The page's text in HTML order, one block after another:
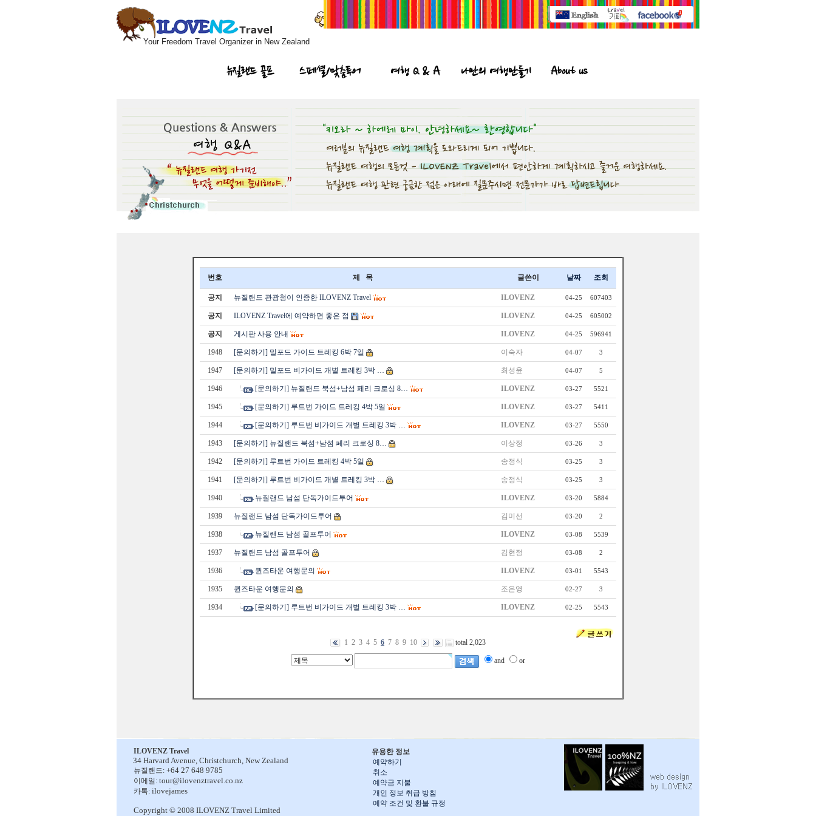
Your Freedom Travel Organizer in New Zealand
뉴질랜드 골프 스페셜/맞춤투어 여행 Q & A 나만의 여행만들기 About us
번호 제 목 글쓴이 날짜 조회
공지 뉴질랜드 관광청이 인증한 ILOVENZ Travel ILOVENZ 04-25 607403
공지 ILOVENZ Travel에 예약하면 좋은 점 ILOVENZ 04-25 605002
공지 게시판 사용 안내 ILOVENZ 04-25 596941
1948 [문의하기] 밀포드 가이드 트레킹 6박 7일 이숙자 04-07 3
1947 [문의하기] 밀포드 비가이드 개별 트레킹 3박 … 최성윤 04-07 5
1946 [문의하기] 뉴질랜드 북섬+남섬 페리 크로싱 8… ILOVENZ 03-27 5521
1945 [문의하기] 루트번 가이드 트레킹 4박 5일 ILOVENZ 03-27 5411
1944 [문의하기] 루트번 비가이드 개별 트레킹 3박 … ILOVENZ 03-27 5550
1943 [문의하기] 뉴질랜드 북섬+남섬 페리 크로싱 8… 이상정 03-26 3
1942 [문의하기] 루트번 가이드 트레킹 4박 5일 송정식 03-25 3
1941 [문의하기] 루트번 비가이드 개별 트레킹 3박 … 송정식 03-25 3
1940 뉴질랜드 남섬 단독가이드투어 ILOVENZ 03-20 5884
1939 뉴질랜드 남섬 단독가이드투어 김미선 03-20 2
1938 뉴질랜드 남섬 골프투어 ILOVENZ 03-08 5539
1937 뉴질랜드 남섬 골프투어 김현정 03-08 2
1936 퀸즈타운 여행문의 ILOVENZ 03-01 5543
1935 퀸즈타운 여행문의 조은영 02-27 3
1934 [문의하기] 루트번 비가이드 개별 트레킹 3박 … ILOVENZ 02-25 5543
1 2 3 4 5 6 7 8 9 10 total 2,023
and or
유용한 정보
예약하기
취소
예약금 지불
개인 정보 취급 방침
예약 조건 및 환불 규정
ILOVENZ Travel
34 Harvard Avenue, Christchurch, New Zealand
뉴질랜드: +64 27 648 9785
이메일: tour@ilovenztravel.co.nz
카톡: ilovejames
Copyright © 2008 ILOVENZ Travel Limited